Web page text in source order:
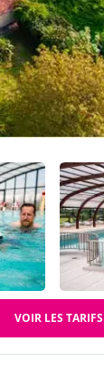
VOIR LES TARIFS